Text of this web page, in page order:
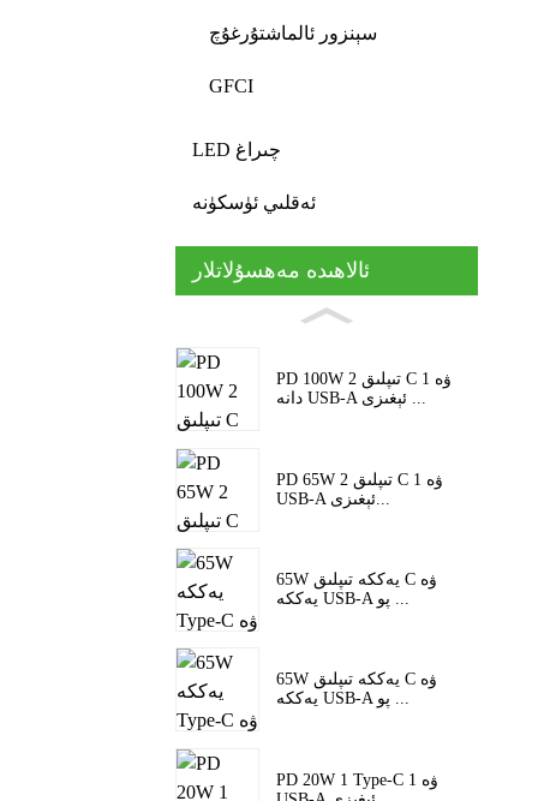
سېنزور ئالماشتۇرغۇچ
GFCI
LED چىراغ
ئەقلىي ئۈسكۈنە
ئالاھىدە مەھسۇلاتلار
PD 100W 2 تىپلىق C ۋە 1
دانە USB-A ئېغىزى ...
PD 65W 2 تىپلىق C ۋە 1
65W يەككە تىپلىق C ۋە
65W يەككە تىپلىق C ۋە
يەككە USB-A پو ...
PD 20W 1 Type-C ۋە 1